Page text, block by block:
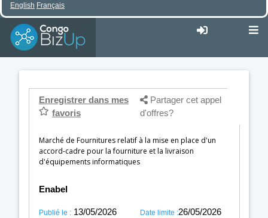
English Français
Enregistrer dans mes
favoris
Partager cet appel
d'offres?
Marché de Fournitures relatif à la mise en place d'un
accord-cadre pour la fourniture et la livraison
d'équipements informatiques
Enabel
Publié le : 13/05/2026 Date limite :26/05/2026